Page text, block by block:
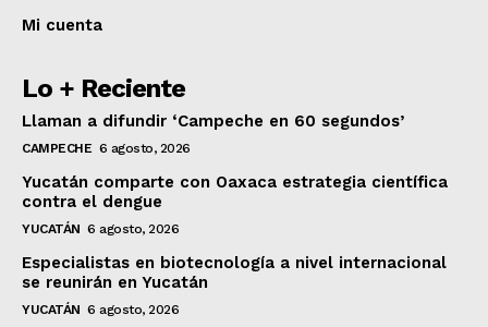
Mi cuenta
Lo + Reciente
Llaman a difundir ‘Campeche en 60 segundos’
CAMPECHE 6 agosto, 2026
Yucatán comparte con Oaxaca estrategia científica
contra el dengue
YUCATÁN 6 agosto, 2026
Especialistas en biotecnología a nivel internacional
se reunirán en Yucatán
YUCATÁN 6 agosto, 2026